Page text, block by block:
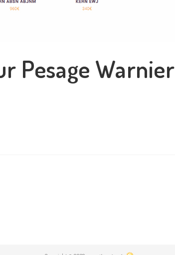
Pesage Warnier